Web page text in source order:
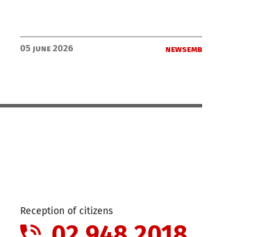
05 June 2026 newsemb
Reception of citizens